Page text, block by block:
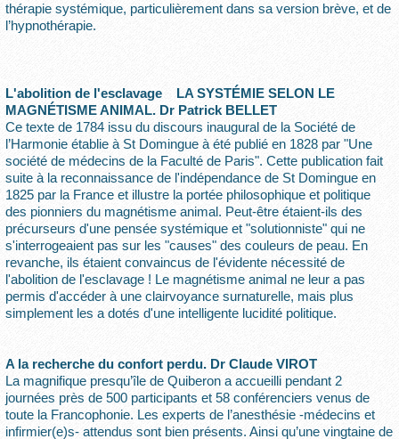
thérapie systémique, particulièrement dans sa version brève, et de
l’hypnothérapie.
L'abolition de l'esclavage LA SYSTÉMIE SELON LE
MAGNÉTISME ANIMAL. Dr Patrick BELLET
Ce texte de 1784 issu du discours inaugural de la Société de
l’Harmonie établie à St Domingue à été publié en 1828 par "Une
société de médecins de la Faculté de Paris". Cette publication fait
suite à la reconnaissance de l'indépendance de St Domingue en
1825 par la France et illustre la portée philosophique et politique
des pionniers du magnétisme animal. Peut-être étaient-ils des
précurseurs d'une pensée systémique et "solutionniste" qui ne
s'interrogeaient pas sur les "causes" des couleurs de peau. En
revanche, ils étaient convaincus de l'évidente nécessité de
l'abolition de l'esclavage ! Le magnétisme animal ne leur a pas
permis d'accéder à une clairvoyance surnaturelle, mais plus
simplement les a dotés d'une intelligente lucidité politique.
A la recherche du confort perdu. Dr Claude VIROT
La magnifique presqu’île de Quiberon a accueilli pendant 2
journées près de 500 participants et 58 conférenciers venus de
toute la Francophonie. Les experts de l’anesthésie -médecins et
infirmier(e)s- attendus sont bien présents. Ainsi qu’une vingtaine de